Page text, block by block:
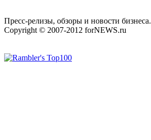
Пресс-релизы, обзоры и новости
Copyright © 2007-2012 forNEWS.ru